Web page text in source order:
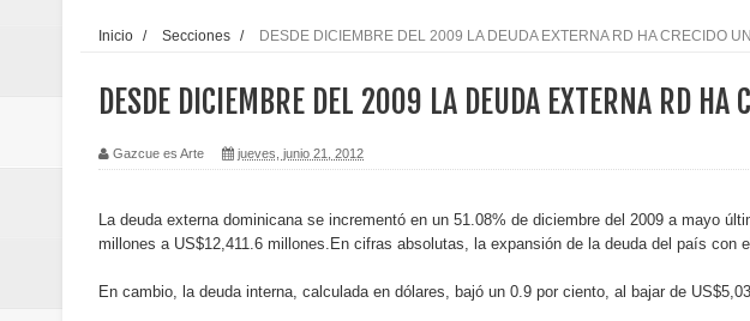
Embajada dominicana en Francia y Banreservas lanzan
Pavel Núñez y su Bipolarband deslumbran con una
Banreservas y Banco Popular abordan retos y
“Los Rechazados 2” llega a los cines impulsada por la
Inicio / Secciones / DESDE DICIEMBRE DEL 2009 LA DEUDA EXTERNA RD HA CRECIDO
DESDE DICIEMBRE DEL 2009 LA DEUDA EXTERNA RD HA
Gazcue es Arte jueves, junio 21, 2012
La deuda externa dominicana se incrementó en un 51.08% de diciembre del 2009 a mayo
millones a US$12,411.6 millones.En cifras absolutas, la expansión de la deuda del país con
En cambio, la deuda interna, calculada en dólares, bajó un 0.9 por ciento, al bajar de